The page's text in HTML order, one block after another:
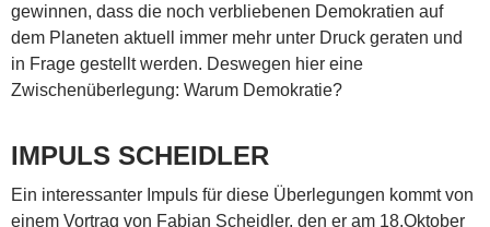
gewinnen, dass die noch verbliebenen Demokratien auf
dem Planeten aktuell immer mehr unter Druck geraten und
in Frage gestellt werden. Deswegen hier eine
Zwischenüberlegung: Warum Demokratie?
IMPULS SCHEIDLER
Ein interessanter Impuls für diese Überlegungen kommt von
einem Vortrag von Fabian Scheidler, den er am 18.Oktober